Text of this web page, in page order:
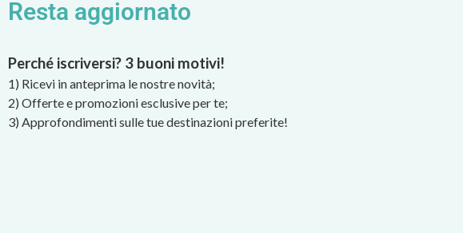
Resta aggiornato
Perché iscriversi? 3 buoni motivi!
1) Ricevi in anteprima le nostre novità;
2) Offerte e promozioni esclusive per te;
3) Approfondimenti sulle tue destinazioni preferite!